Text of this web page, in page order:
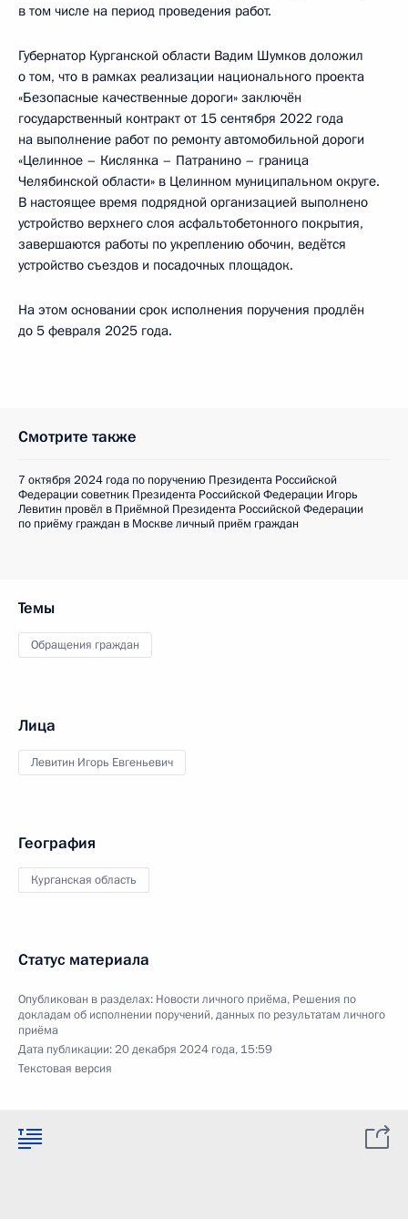
в том числе на период проведения работ.
Губернатор Курганской области Вадим Шумков доложил
о том, что в рамках реализации национального проекта
«Безопасные качественные дороги» заключён
государственный контракт от 15 сентября 2022 года
на выполнение работ по ремонту автомобильной дороги
«Целинное – Кислянка – Патранино – граница
Челябинской области» в Целинном муниципальном округе.
В настоящее время подрядной организацией выполнено
устройство верхнего слоя асфальтобетонного покрытия,
завершаются работы по укреплению обочин, ведётся
устройство съездов и посадочных площадок.
На этом основании срок исполнения поручения продлён
до 5 февраля 2025 года.
Смотрите также
7 октября 2024 года по поручению Президента Российской
Федерации советник Президента Российской Федерации Игорь
Левитин провёл в Приёмной Президента Российской Федерации
по приёму граждан в Москве личный приём граждан
Темы
Обращения граждан
Лица
Левитин Игорь Евгеньевич
География
Курганская область
Статус материала
Опубликован в разделах: Новости личного приёма, Решения по
докладам об исполнении поручений, данных по результатам личного
приёма
Дата публикации:20 декабря 2024 года, 15:59
Текстовая версия